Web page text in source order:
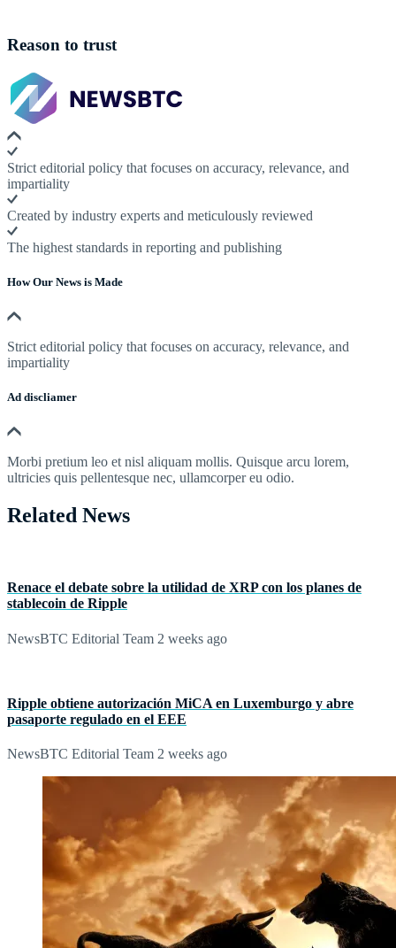
Reason to trust
Strict editorial policy that focuses on accuracy, relevance, and
impartiality
Created by industry experts and meticulously reviewed
The highest standards in reporting and publishing
How Our News is Made
Strict editorial policy that focuses on accuracy, relevance, and
impartiality
Ad discliamer
Morbi pretium leo et nisl aliquam mollis. Quisque arcu lorem,
ultricies quis pellentesque nec, ullamcorper eu odio.
Related News
Renace el debate sobre la utilidad de XRP con los planes de
stablecoin de Ripple
NewsBTC Editorial Team 2 weeks ago
Ripple obtiene autorización MiCA en Luxemburgo y abre
pasaporte regulado en el EEE
NewsBTC Editorial Team 2 weeks ago